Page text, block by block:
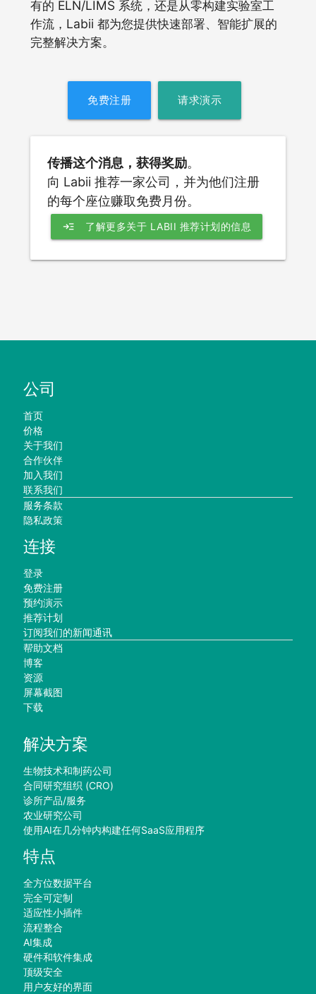
有的 ELN/LIMS 系统，还是从零构建实验室工
作流，Labii 都为您提供快速部署、智能扩展的
完整解决方案。
免费注册 请求演示
传播这个消息，获得奖励。
向 Labii 推荐一家公司，并为他们注册
的每个座位赚取免费月份。
read_more 了解更多关于 LABII 推荐计划的信息
公司
首页
价格
关于我们
合作伙伴
加入我们
联系我们
服务条款
隐私政策
连接
登录
免费注册
预约演示
推荐计划
订阅我们的新闻通讯
帮助文档
博客
资源
屏幕截图
下载
解决方案
生物技术和制药公司
合同研究组织 (CRO)
诊所产品/服务
农业研究公司
使用AI在几分钟内构建任何SaaS应用程序
特点
全方位数据平台
完全可定制
适应性小插件
流程整合
AI集成
硬件和软件集成
顶级安全
用户友好的界面